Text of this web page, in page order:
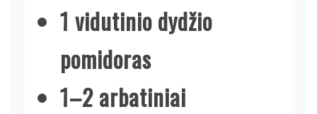
1 vidutinio dydžio
pomidoras
1–2 arbatiniai